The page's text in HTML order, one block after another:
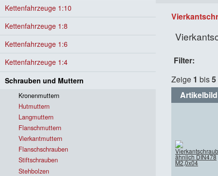
Filter:
Zeige 1 bis5
Artikelbild
Kettenfahrzeuge 1:10
Kettenfahrzeuge 1:8
Kettenfahrzeuge 1:6
Kettenfahrzeuge 1:4
Schrauben und Muttern
Kronenmuttern
Hutmuttern
Langmuttern
Flanschmuttern
Vierkantmuttern
Flanschschrauben
Stiftschrauben
Stehbolzen